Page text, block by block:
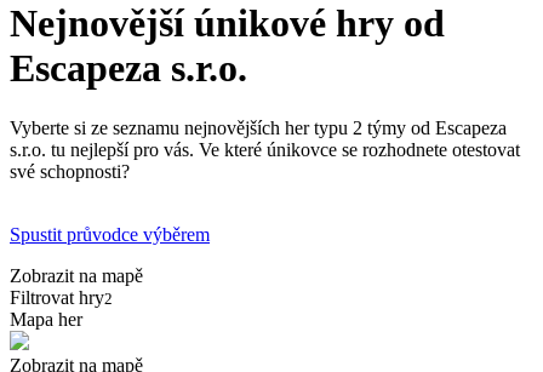
Nejnovější únikové hry od
Escapeza s.r.o.
Vyberte si ze seznamu nejnovějších her typu 2 týmy od Escapeza
s.r.o. tu nejlepší pro vás. Ve které únikovce se rozhodnete otestovat
své schopnosti?
Spustit průvodce výběrem
Zobrazit na mapě
Filtrovat hry2
Mapa her
Zobrazit na mapě